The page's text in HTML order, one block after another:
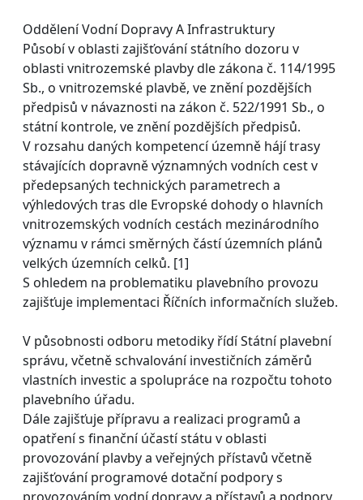
Oddělení Vodní Dopravy A Infrastruktury
Působí v oblasti zajišťování státního dozoru v
oblasti vnitrozemské plavby dle zákona č. 114/1995
Sb., o vnitrozemské plavbě, ve znění pozdějších
předpisů v návaznosti na zákon č. 522/1991 Sb., o
státní kontrole, ve znění pozdějších předpisů.
V rozsahu daných kompetencí územně hájí trasy
stávajících dopravně významných vodních cest v
předepsaných technických parametrech a
výhledových tras dle Evropské dohody o hlavních
vnitrozemských vodních cestách mezinárodního
významu v rámci směrných částí územních plánů
velkých územních celků. [1]
S ohledem na problematiku plavebního provozu
zajišťuje implementaci Říčních informačních služeb.
V působnosti odboru metodiky řídí Státní plavební
správu, včetně schvalování investičních záměrů
vlastních investic a spolupráce na rozpočtu tohoto
plavebního úřadu.
Dále zajišťuje přípravu a realizaci programů a
opatření s finanční účastí státu v oblasti
provozování plavby a veřejných přístavů včetně
zajišťování programové dotační podpory s